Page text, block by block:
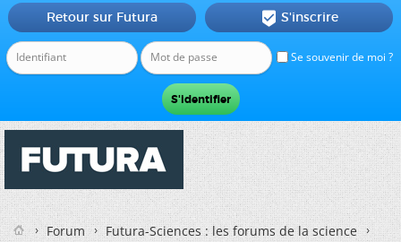
Se souvenir de moi ?
Retour sur Futura  S'inscrire
Forum
Futura-Sciences : les forums de la science